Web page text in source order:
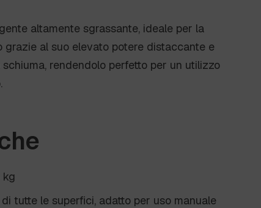
altamente sgrassante, ideale per la
grazie al suo elevato potere distaccante e
rendendolo perfetto per un utilizzo
kg
di tutte le superfici, adatto per uso manuale